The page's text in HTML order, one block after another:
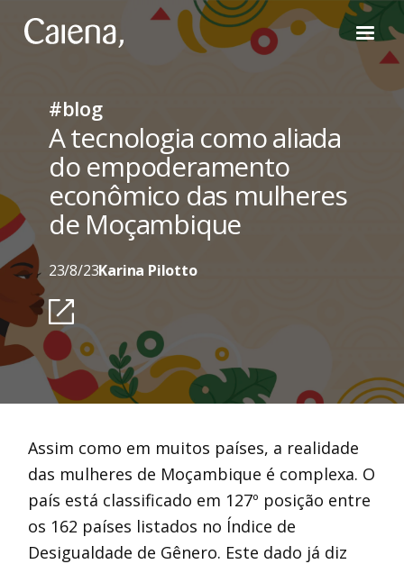
#blog
A tecnologia como aliada
do empoderamento
econômico das mulheres
de Moçambique
23/8/23Karina Pilotto
Assim como em muitos países, a realidade
das mulheres de Moçambique é complexa. O
país está classificado em 127º posição entre
os 162 países listados no Índice de
Desigualdade de Gênero. Este dado já diz